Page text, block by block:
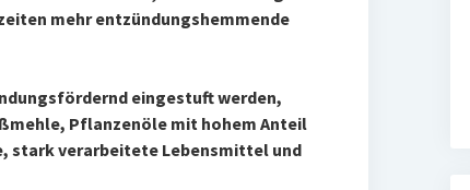
mehr entzündungshemmende
eingestuft werden,
Pflanzenöle mit hohem Anteil
stark verarbeitete Lebensmittel und